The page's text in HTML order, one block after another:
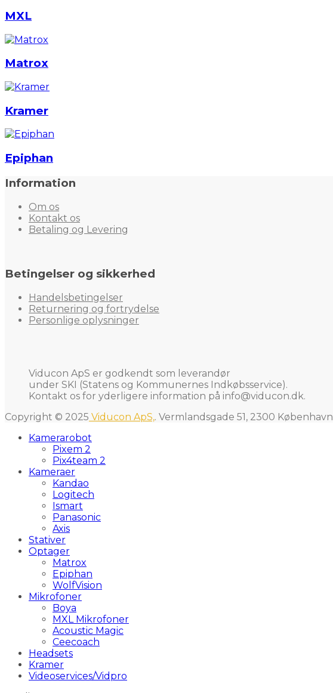
MXL
Matrox
Kramer
Epiphan
Information
Om os
Kontakt os
Betaling og Levering
Betingelser og sikkerhed
Handelsbetingelser
Returnering og fortrydelse
Personlige oplysninger
Viducon ApS er godkendt som leverandør
under SKI (Statens og Kommunernes Indkøbsservice).
Kontakt os for yderligere information på info@viducon.dk.
Copyright © 2025 Viducon ApS,. Vermlandsgade 51, 2300 København
Kamerarobot
Pixem 2
Pix4team 2
Kameraer
Kandao
Logitech
Ismart
Panasonic
Axis
Stativer
Optager
Matrox
Epiphan
WolfVision
Mikrofoner
Boya
MXL Mikrofoner
Acoustic Magic
Ceecoach
Headsets
Kramer
Videoservices/Vidpro